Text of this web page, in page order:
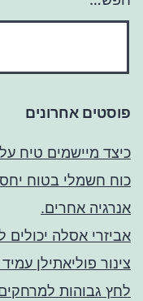
פוסטים אחרונים
כיצד מיישמים טיח
כוח חשמלי בטוח
אנרגיה אחרים.
אביזרי אסלה יכולים
צינור פוליאתילן
לחץ גבוהות